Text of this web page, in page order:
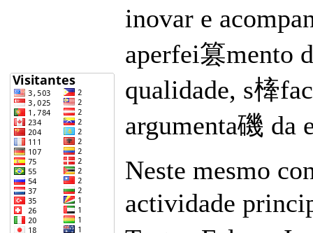
inovar e
aperfei篡mento
qualidade, s㯠
argumenta磯 da
Neste mesmo
actividade